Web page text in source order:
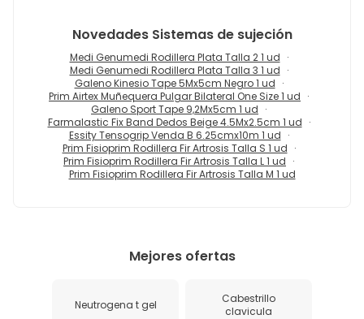
Novedades Sistemas de sujeción
Medi Genumedi Rodillera Plata Talla 2 1 ud
Medi Genumedi Rodillera Plata Talla 3 1 ud
Galeno Kinesio Tape 5Mx5cm Negro 1 ud
Prim Airtex Muñequera Pulgar Bilateral One Size 1 ud
Galeno Sport Tape 9,2Mx5cm 1 ud
Farmalastic Fix Band Dedos Beige 4.5Mx2.5cm 1 ud
Essity Tensogrip Venda B 6.25cmx10m 1 ud
Prim Fisioprim Rodillera Fir Artrosis Talla S 1 ud
Prim Fisioprim Rodillera Fir Artrosis Talla L 1 ud
Prim Fisioprim Rodillera Fir Artrosis Talla M 1 ud
Mejores ofertas
Neutrogena t gel
Cabestrillo
clavicula